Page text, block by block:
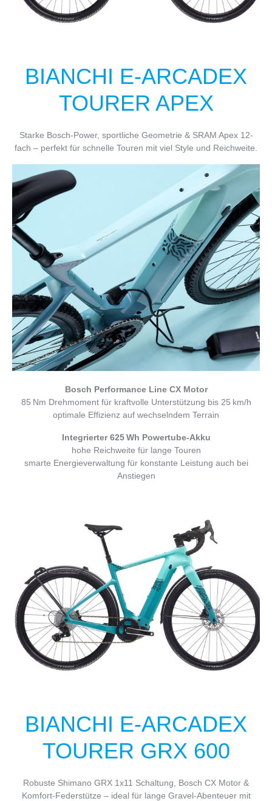
BIANCHI E-ARCADEX
TOURER APEX
Starke Bosch-Power, sportliche Geometrie & SRAM Apex 12-
fach – perfekt für schnelle Touren mit viel Style und Reichweite.
Bosch Performance Line CX Motor
85 Nm Drehmoment für kraftvolle Unterstützung bis 25 km/h
optimale Effizienz auf wechselndem Terrain
Integrierter 625 Wh Powertube-Akku
hohe Reichweite für lange Touren
smarte Energieverwaltung für konstante Leistung auch bei
Anstiegen
BIANCHI E-ARCADEX
TOURER GRX 600
Robuste Shimano GRX 1x11 Schaltung, Bosch CX Motor &
Komfort-Federstütze – ideal für lange Gravel-Abenteuer mit